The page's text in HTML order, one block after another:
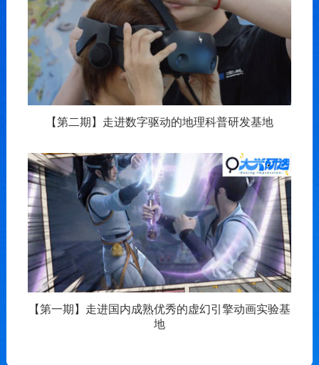
【第二期】走进数字驱动的地理科普研发基地
【第一期】走进国内成熟优秀的虚幻引擎动画实验基
地